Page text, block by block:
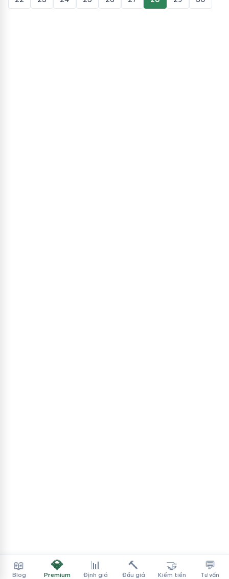
📖
Blog
💎
Premium
📊
Định giá
🔨
Đấu giá
🤝
Kiếm tiền
💬
Tư vấn